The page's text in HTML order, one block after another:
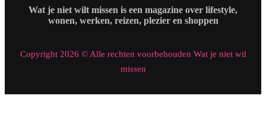
Wat je niet wilt missen is een magazine over lifestyle,
wonen, werken, reizen, plezier en shoppen
Copyright 2026 © Alle rechten voorbehouden Wat je niet wil
missen